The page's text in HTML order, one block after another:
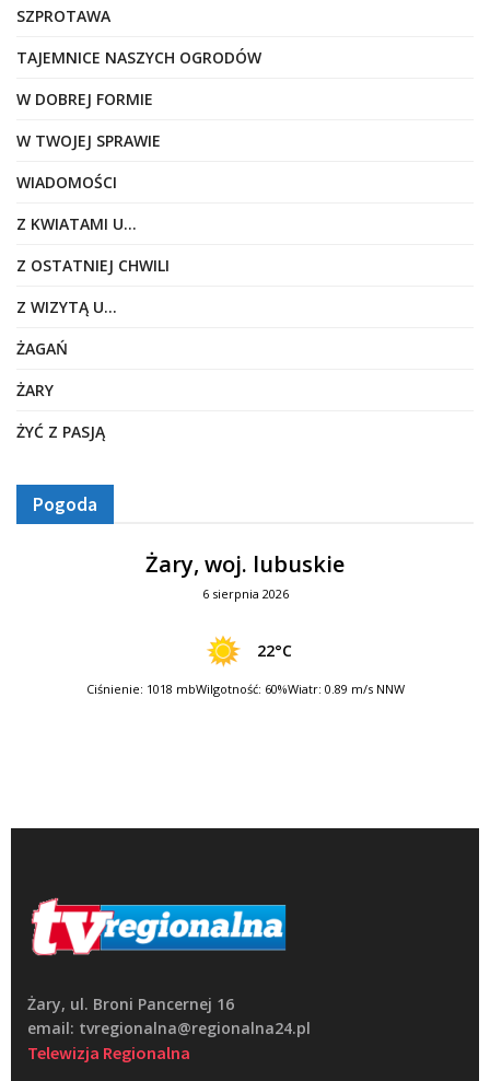
SZPROTAWA
TAJEMNICE NASZYCH OGRODÓW
W DOBREJ FORMIE
W TWOJEJ SPRAWIE
WIADOMOŚCI
Z KWIATAMI U…
Z OSTATNIEJ CHWILI
Z WIZYTĄ U…
ŻAGAŃ
ŻARY
ŻYĆ Z PASJĄ
Pogoda
Żary, woj. lubuskie
6 sierpnia 2026
22°C
Ciśnienie: 1018 mbWilgotność: 60%Wiatr: 0.89 m/s NNW
Żary, ul. Broni Pancernej 16
email: tvregionalna@regionalna24.pl
Telewizja Regionalna